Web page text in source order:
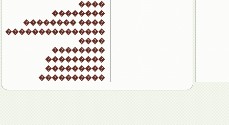
����
��������
�������� ����
���������������
����
��������
���������
���������
����������